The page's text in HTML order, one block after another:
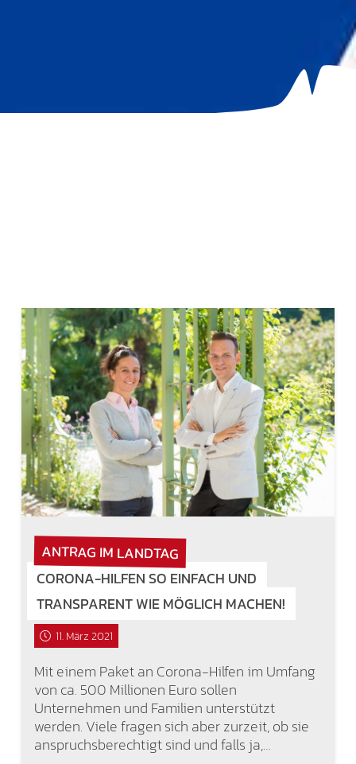
ANTRAG IM LANDTAG
CORONA-HILFEN SO EINFACH UND
TRANSPARENT WIE MÖGLICH MACHEN!
11. März 2021
Mit einem Paket an Corona-Hilfen im Umfang
von ca. 500 Millionen Euro sollen
Unternehmen und Familien unterstützt
werden. Viele fragen sich aber zurzeit, ob sie
anspruchsberechtigt sind und falls ja,…